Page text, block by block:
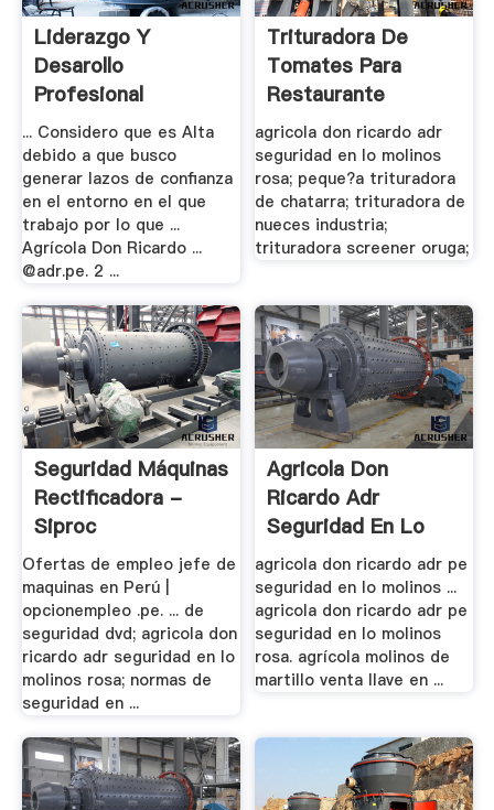
Liderazgo Y
Desarollo
Profesional
... Considero que es Alta
debido a que busco
generar lazos de confianza
en el entorno en el que
trabajo por lo que ...
Agrícola Don Ricardo ...
@adr.pe. 2 ...
Trituradora De
Tomates Para
Restaurante
agricola don ricardo adr
seguridad en lo molinos
rosa; peque?a trituradora
de chatarra; trituradora de
nueces industria;
trituradora screener oruga;
Seguridad Máquinas
Rectificadora -
Siproc
Ofertas de empleo jefe de
maquinas en Perú |
opcionempleo .pe. ... de
seguridad dvd; agricola don
ricardo adr seguridad en lo
molinos rosa; normas de
seguridad en ...
Agricola Don
Ricardo Adr
Seguridad En Lo
Molinos .
agricola don ricardo adr pe
seguridad en lo molinos ...
agricola don ricardo adr pe
seguridad en lo molinos
rosa. agrícola molinos de
martillo venta llave en ...